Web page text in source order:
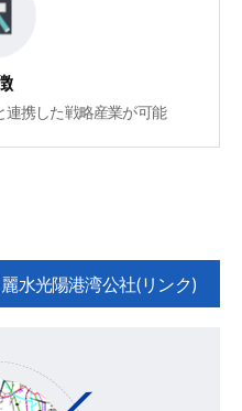
連携した戦略産業が可能
麗水光陽港湾公社(リンク)